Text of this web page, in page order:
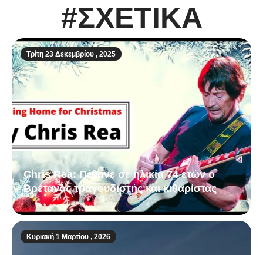
#ΣΧΕΤΙΚΑ
Τρίτη 23 Δεκεμβρίου , 2025
Chris Rea: Πέθανε σε ηλικία 74 ετών ο
Βρετανός τραγουδιστής και κιθαρίστας
Κυριακή 1 Μαρτίου , 2026